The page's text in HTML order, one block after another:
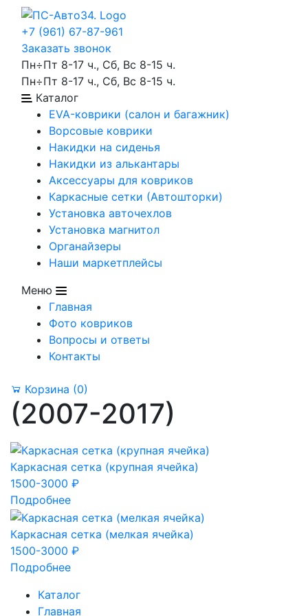
+7 (961) 67-87-961
Заказать звонок
Пн÷Пт 8-17 ч., Сб, Вс 8-15 ч.
Пн÷Пт 8-17 ч., Сб, Вс 8-15 ч.
Каталог
EVA-коврики (салон и багажник)
Ворсовые коврики
Накидки на сиденья
Накидки из алькантары
Аксессуары для ковриков
Каркасные сетки (Автошторки)
Установка авточехлов
Установка магнитол
Органайзеры
Наши маркетплейсы
Меню
Главная
Фото ковриков
Вопросы и ответы
Контакты
Корзина (0)
(2007-2017)
Каркасная сетка (крупная ячейка)
1500-3000 ₽
Подробнее
Каркасная сетка (мелкая ячейка)
1500-3000 ₽
Подробнее
Каталог
Главная